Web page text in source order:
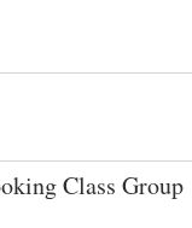
Class Group